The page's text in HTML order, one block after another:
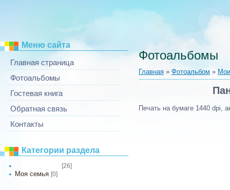
Меню сайта
Главная страница
Фотоальбомы
Гостевая книга
Обратная связь
Контакты
Категории раздела
[26]
Моя семья [0]
Фотоальбомы
Главная » Фотоальбом »
Печать на бумаге 1440 dpi,